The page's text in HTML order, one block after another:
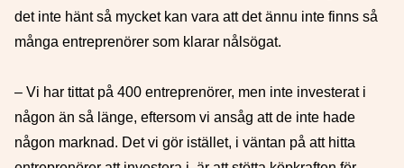
det inte hänt så mycket kan vara att det ännu inte finns så
många entreprenörer som klarar nålsögat.
– Vi har tittat på 400 entreprenörer, men inte investerat i
någon än så länge, eftersom vi ansåg att de inte hade
någon marknad. Det vi gör istället, i väntan på att hitta